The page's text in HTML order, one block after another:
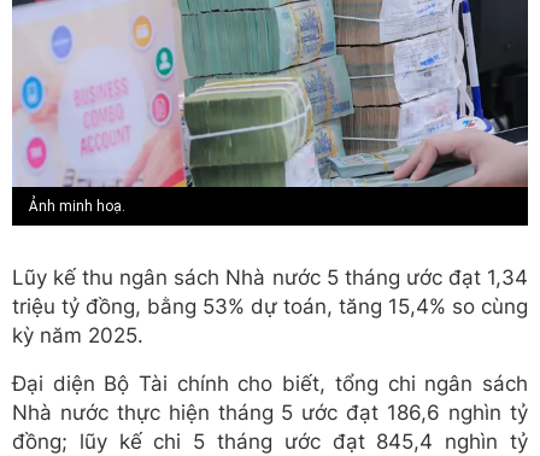
Ảnh minh hoạ.
Lũy kế thu ngân sách Nhà nước 5 tháng ước đạt 1,34
triệu tỷ đồng, bằng 53% dự toán, tăng 15,4% so cùng
kỳ năm 2025.
Đại diện Bộ Tài chính cho biết, tổng chi ngân sách
Nhà nước thực hiện tháng 5 ước đạt 186,6 nghìn tỷ
đồng; lũy kế chi 5 tháng ước đạt 845,4 nghìn tỷ